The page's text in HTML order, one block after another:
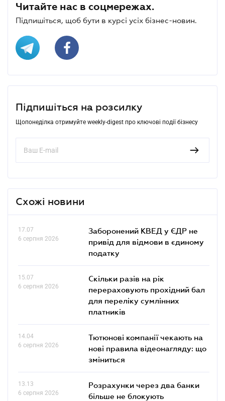
Читайте нас в соцмережах.
Підпишіться, щоб бути в курсі усіх бізнес-новин.
Підпишіться на розсилку
Щопонеділка отримуйте weekly-digest про ключові події бізнесу
Схожі новини
17.07
6 серпня 2026
Заборонений КВЕД у ЄДР не
привід для відмови в єдиному
податку
15.07
6 серпня 2026
Скільки разів на рік
перераховують прохідний бал
для переліку сумлінних
платників
14.04
6 серпня 2026
Тютюнові компанії чекають на
нові правила відеонагляду: що
зміниться
13.13
6 серпня 2026
Розрахунки через два банки
більше не блокують